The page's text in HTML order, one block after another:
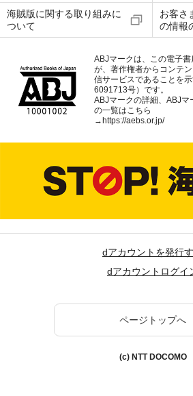
海賊版に関する取り組みに
ついて
お客さ
の情報
ABJマークは、この電子
が、著作権者からコンテ
信サービスであることを
6091713号）です。
ABJマークの詳細、ABJ
の一覧はこちら
→ https://aebs.or.jp/
dアカウントを発行
dアカウントログイ
ページトップへ
(c) NTT DOCOMO